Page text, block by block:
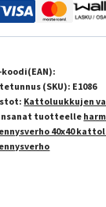
koodi(EAN):
(SKU): E1086
Kattoluukkujen
tuotteelle
40x40